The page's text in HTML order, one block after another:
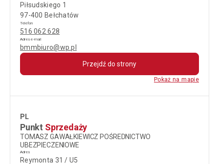
Piłsudskiego 1
97-400 Bełchatów
Telefon
516 062 628
Adres e-mail
bmmbiuro@wp.pl
Przejdź do strony
Pokaż na mapie
PL
Punkt Sprzedaży
TOMASZ GAWAŁKIEWICZ POŚREDNICTWO
UBEZPIECZENIOWE
Adres
Reymonta 31 / U5